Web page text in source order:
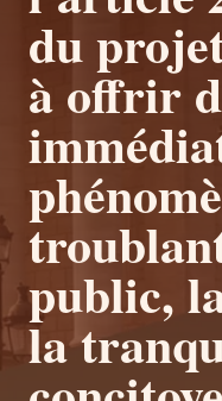
du
à offrir
public,
la